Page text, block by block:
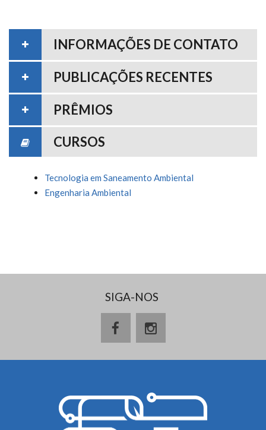
INFORMAÇÕES DE CONTATO
PUBLICAÇÕES RECENTES
PRÊMIOS
CURSOS
Tecnologia em Saneamento Ambiental
Engenharia Ambiental
SIGA-NOS